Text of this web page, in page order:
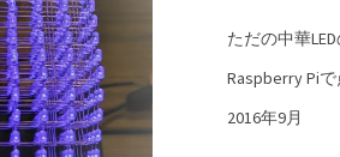
ただの中華
Raspberry Pi
2016年9月